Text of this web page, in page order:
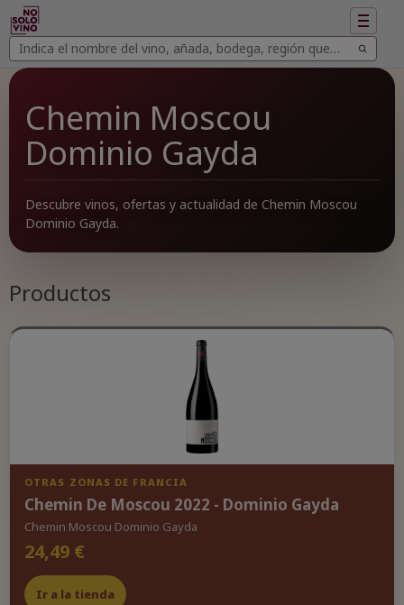
Buscar
vinos
Buscar
Mostrar
Chemin Moscou
Dominio Gayda
Descubre vinos, ofertas y actualidad de Chemin Moscou
Dominio Gayda.
Productos
OTRAS ZONAS DE FRANCIA
Chemin De Moscou 2022 - Dominio Gayda
Chemin Moscou Dominio Gayda
24,49 €
Ir a la tienda